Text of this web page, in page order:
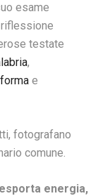
esame
testate
,
e
fotografano
comune.
energia,